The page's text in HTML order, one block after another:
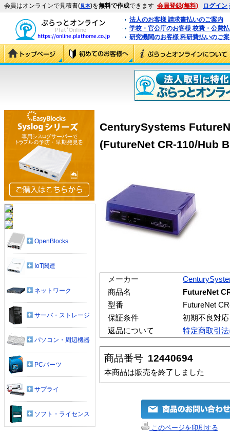
会員はオンラインで見積書(見本)を無料で作成できます 会員登録(無料) ログイン
法人のお客様 請求書払いのご案内
学校・官公庁のお客様 校費・公費
研究機関のお客様 科研費払いのご
CenturySystems
(FutureNet CR-110/Hub
メーカー
商品名
FutureNet
型番
FutureNet
保証条件
初期不良対
返品について
特定商取引
商品番号 12440694
本商品は販売を終了しました
このページを印刷する
OpenBlocks
IoT関連
ネットワーク
サーバ・ストレージ
パソコン・周辺機器
PCパーツ
サプライ
ソフト・ライセンス